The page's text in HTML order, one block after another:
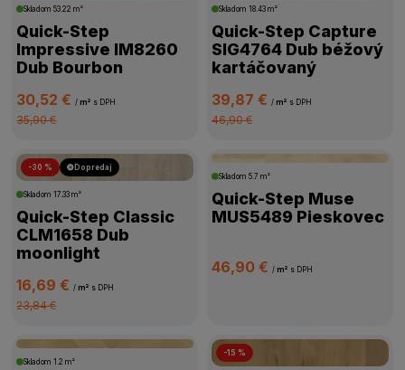
CENA
VODEODOLNOSŤ
HRÚBKA PODLAHY
PRIZNANÁ DRÁŽKA
Skladom53.22 m²
Quick-Step
Impressive IM8260
Dub Bourbon
30,52 €/ m² s DPH
35,90 €
Skladom 18.43 m²
Quick-Step Capture
SIG4764 Dub béžový
kartáčovaný
39,87 € / m² s DPH
46,90 €
-30 % Dopredaj
Skladom17.33 m²
Quick-Step Classic
CLM1658 Dub
moonlight
16,69 €/ m² s DPH
23,84 €
Skladom 5.7 m²
Quick-Step Muse
MUS5489 Pieskovec
46,90 € / m² s DPH
Skladom1.2 m²
-15 %